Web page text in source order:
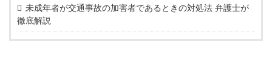
未成年者が交通事故の加害者であるときの対処法 弁護士が
徹底解説